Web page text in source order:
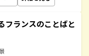
フランスのことばと